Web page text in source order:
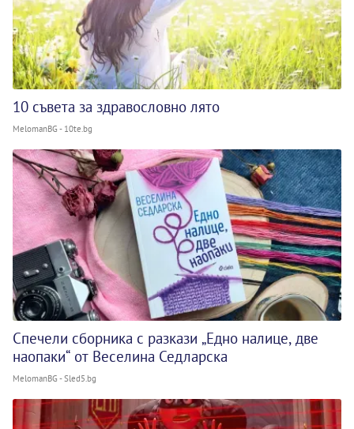
10 съвета за здравословно лято
MelomanBG - 10te.bg
Спечели сборника с разкази „Едно налице, две
наопаки“ от Веселина Седларска
MelomanBG - Sled5.bg